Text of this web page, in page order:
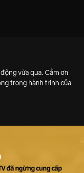
vừa qua. Cảm ơn
trong hành trình của